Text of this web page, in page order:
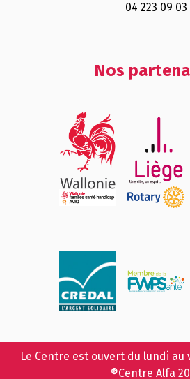
04 223 09 03
Nos
Le Centre est ouvert du lundi au
®Centre Alfa